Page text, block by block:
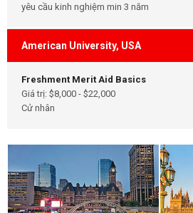
yêu cầu kinh nghiệm min 3 năm
American University, USA
Freshment Merit Aid Basics
Giá trị: $8,000 - $22,000
Cử nhân